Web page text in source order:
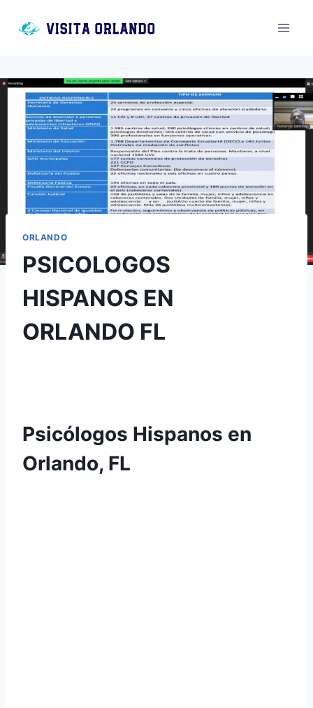
ORLANDO
PSICOLOGOS
HISPANOS EN
ORLANDO FL
Psicólogos Hispanos en
Orlando, FL